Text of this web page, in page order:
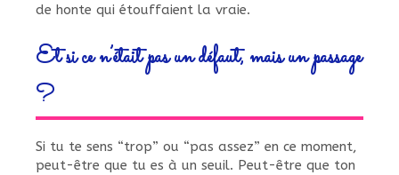
de honte qui étouffaient la vraie.
Et si ce n’était pas un défaut, mais un passage
?
Si tu te sens “trop” ou “pas assez” en ce moment,
peut-être que tu es à un seuil. Peut-être que ton